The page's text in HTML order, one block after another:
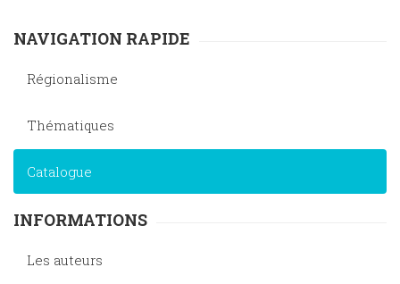
NAVIGATION RAPIDE
Régionalisme
Thématiques
Catalogue
INFORMATIONS
Les auteurs